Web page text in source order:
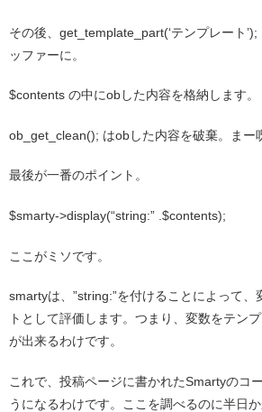
その後、get_template_part(‘テンプレート
ッファーに。
$contents の中にobした内容を格納します。
ob_get_clean(); はobした内容を破棄。まー
最後が一番のポイント。
$smarty->display(“string:” .$contents);
ここがミソです。
smartyは、”string:”を付けることによって、
トとして評価します。つまり、変数をテン
が出来るわけです。
これで、投稿ページに書かれたSmartyのコ
うになるわけです。ここを調べるのに半日